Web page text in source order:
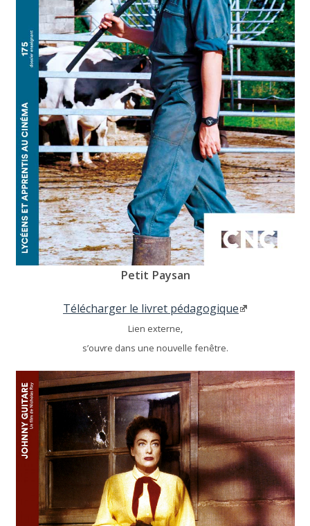
Petit Paysan
Télécharger le livret pédagogique
Lien externe,
s’ouvre dans une nouvelle fenêtre.